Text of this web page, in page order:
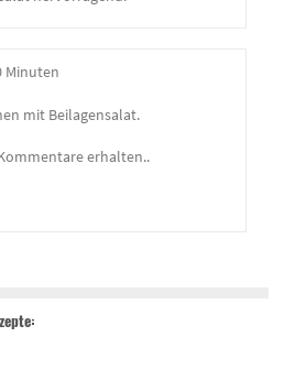
Minuten
mit Beilagensalat.
erhalten..